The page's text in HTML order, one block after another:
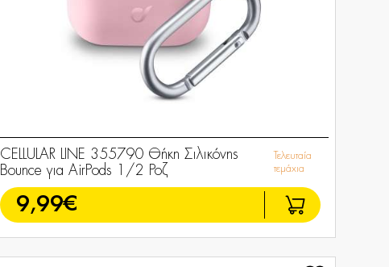
CELLULAR LINE 355790 Θήκη Σιλικόνης
Bounce για AirPods 1/2 Ροζ
Τελευταία
τεμάχια
9,99€